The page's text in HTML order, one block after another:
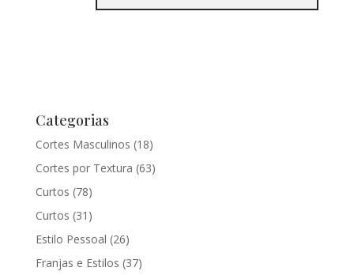
Categorias
Cortes Masculinos (18)
Cortes por Textura (63)
Curtos (78)
Curtos (31)
Estilo Pessoal (26)
Franjas e Estilos (37)